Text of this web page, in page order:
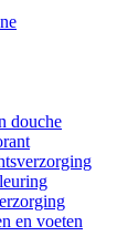
douche
en voeten